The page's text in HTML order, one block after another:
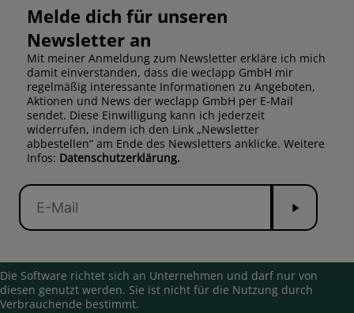
Melde dich für unseren
Newsletter an
Mit meiner Anmeldung zum Newsletter erkläre ich mich
damit einverstanden, dass die weclapp GmbH mir
regelmäßig interessante Informationen zu Angeboten,
Aktionen und News der weclapp GmbH per E-Mail
sendet. Diese Einwilligung kann ich jederzeit
widerrufen, indem ich den Link „Newsletter
abbestellen“ am Ende des Newsletters anklicke. Weitere
Infos: Datenschutzerklärung.
E-
Mail
Senden
Die Software richtet sich an Unternehmen und darf nur von
diesen genutzt werden. Sie ist nicht für die Nutzung durch
Verbrauchende bestimmt.